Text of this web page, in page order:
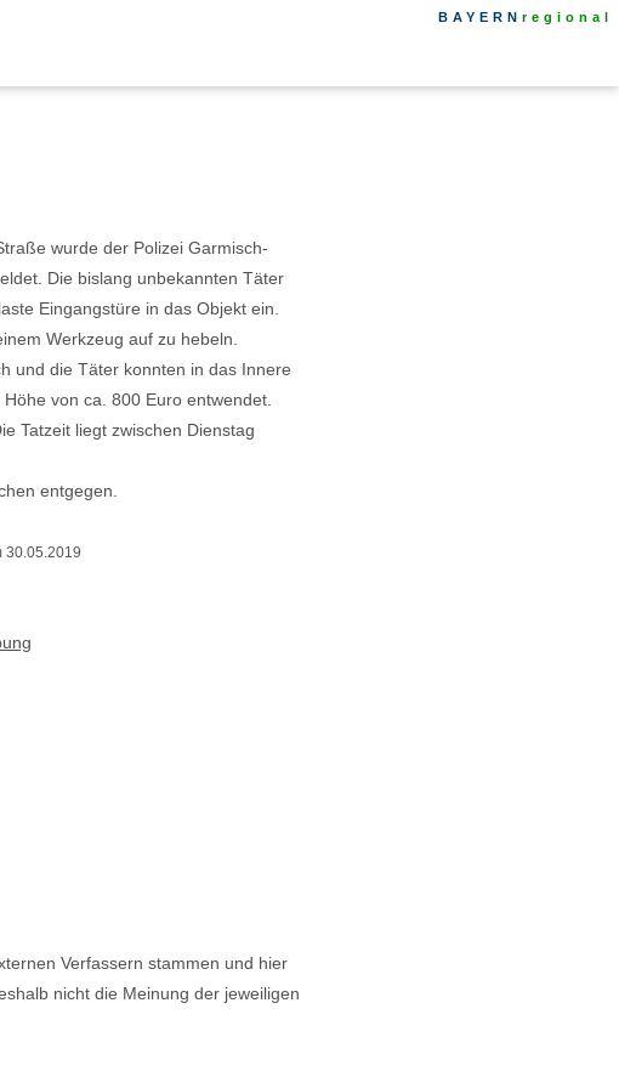
BAYERN regional
wurde der Polizei Garmisch-
Die bislang unbekannten Täter
Eingangstüre in das Objekt ein.
Werkzeug auf zu hebeln.
und die Täter konnten in das Innere
von ca. 800 Euro entwendet.
Tatzeit liegt zwischen Dienstag
entgegen.
30.05.2019
Verfassern stammen und hier
nicht die Meinung der jeweiligen